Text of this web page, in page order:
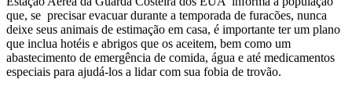
que, se precisar evacuar durante a temporada de furacões, nunca
deixe seus animais de estimação em casa, é importante ter um plano
que inclua hotéis e abrigos que os aceitem, bem como um
abastecimento de emergência de comida, água e até medicamentos
especiais para ajudá-los a lidar com sua fobia de trovão.